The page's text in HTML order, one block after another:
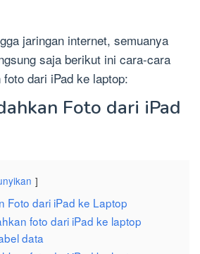
jaringan internet, semuanya
saja berikut ini cara-cara
dari iPad ke laptop:
Foto dari iPad
Foto dari iPad ke Laptop
foto dari iPad ke laptop
data